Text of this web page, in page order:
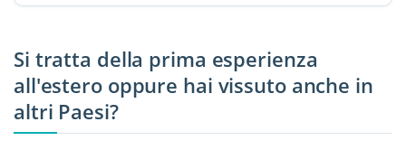
Si tratta della prima esperienza
all'estero oppure hai vissuto anche in
altri Paesi?